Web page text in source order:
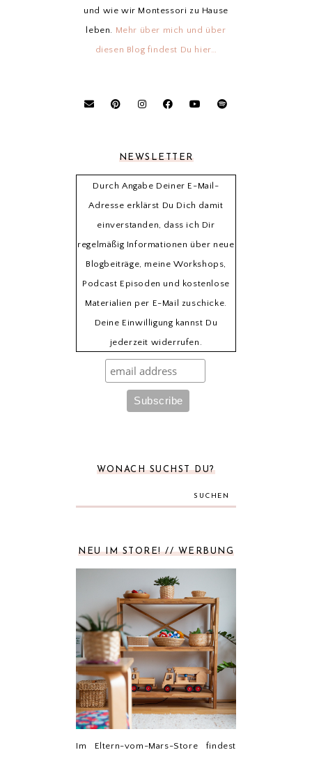
und wie wir Montessori zu Hause
leben. Mehr über mich und über
diesen Blog findest Du hier…
NEWSLETTER
Durch Angabe Deiner E-Mail-
Adresse erklärst Du Dich damit
einverstanden, dass ich Dir
regelmäßig Informationen über neue
Blogbeiträge, meine Workshops,
Podcast Episoden und kostenlose
Materialien per E-Mail zuschicke.
Deine Einwilligung kannst Du
jederzeit widerrufen.
WONACH SUCHST DU?
SUCHEN
NEU IM STORE! // WERBUNG
Im Eltern-vom-Mars-Store findest